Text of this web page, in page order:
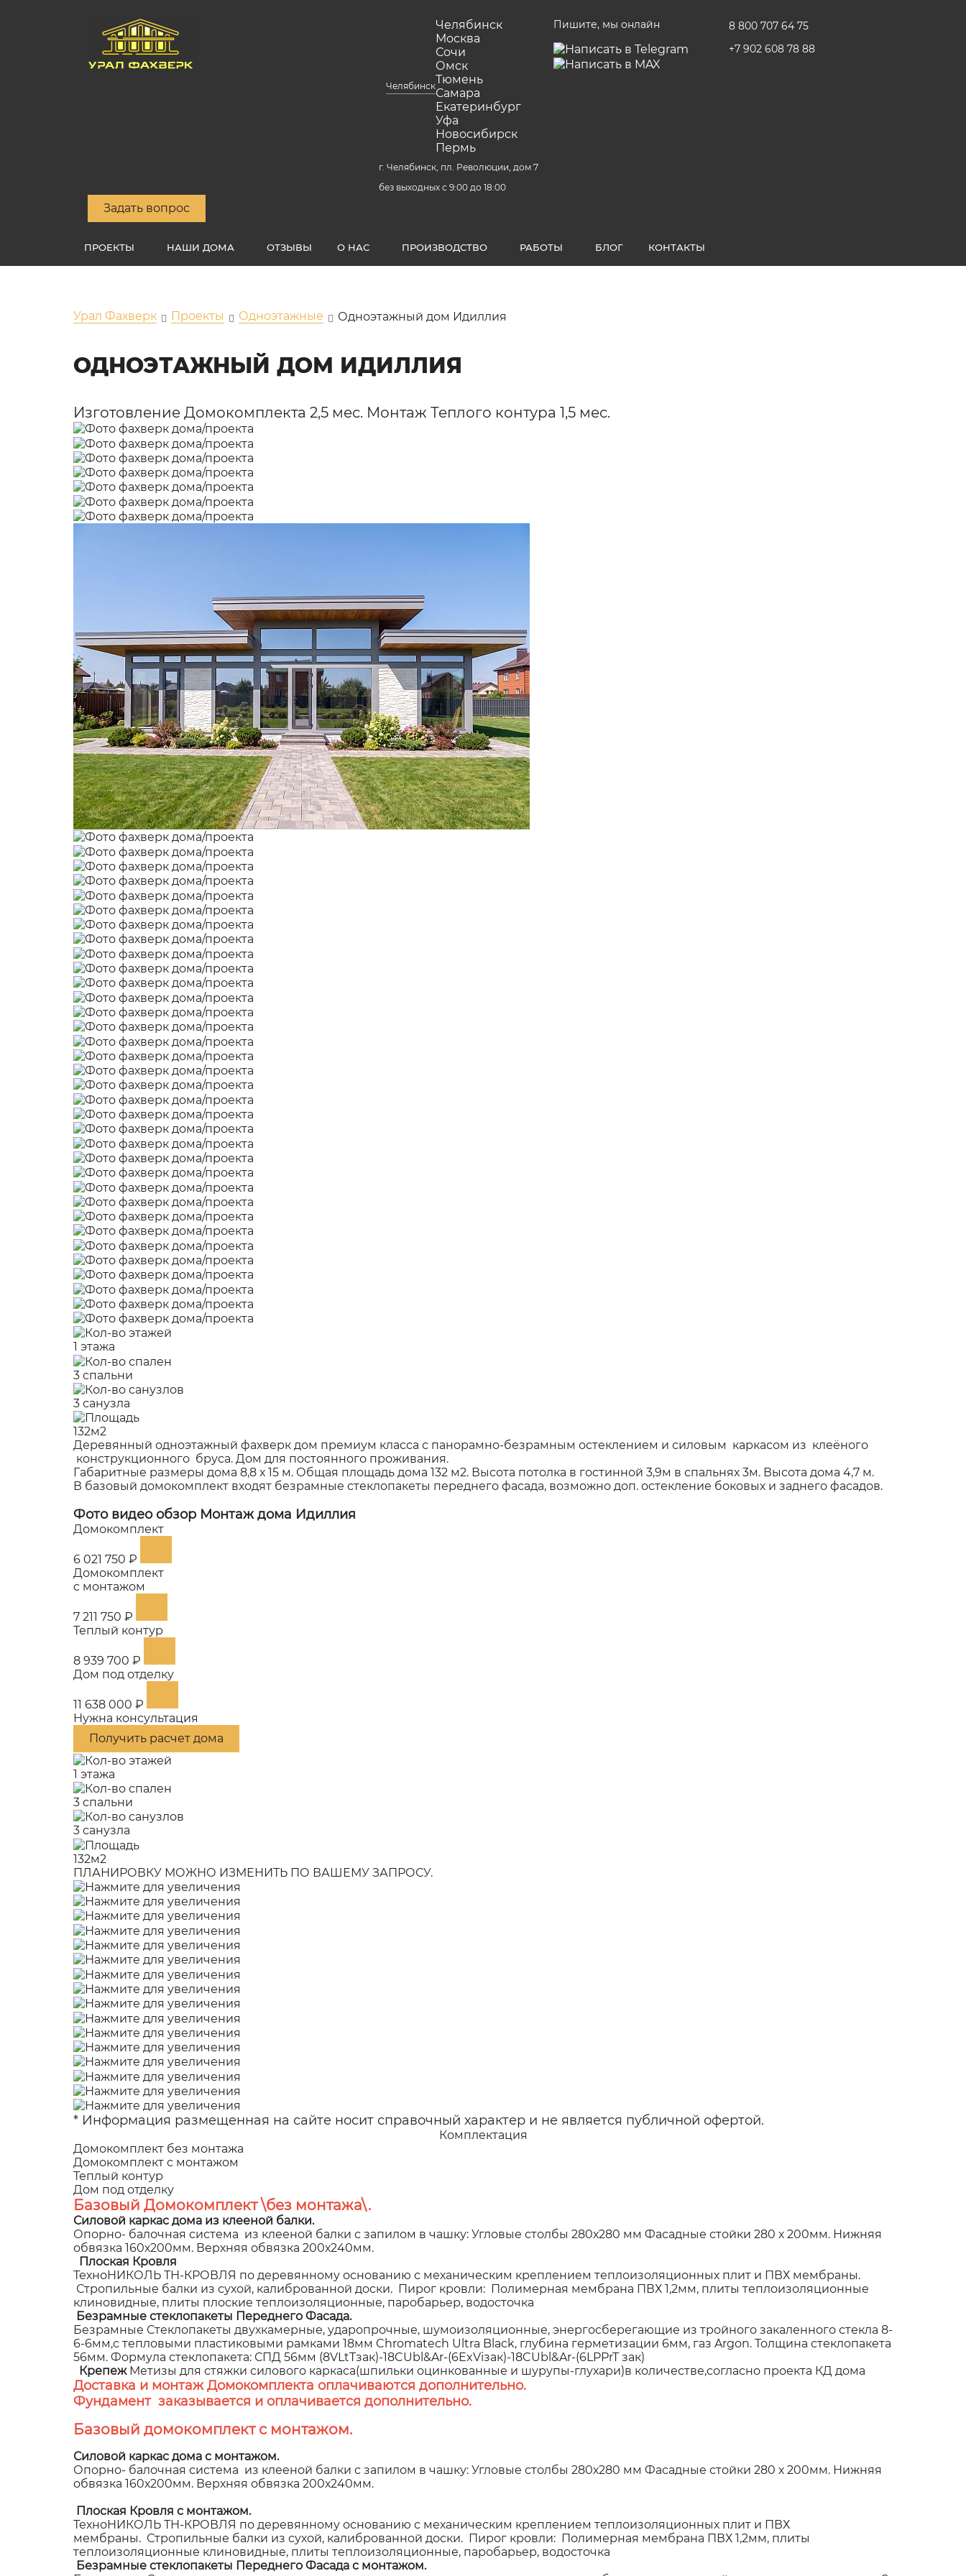
Челябинск
Челябинск
Москва
Сочи
Омск
Тюмень
Самара
Екатеринбург
Уфа
Новосибирск
Пермь
г. Челябинск, пл. Революции, дом 7
без выходных с 9:00 до 18:00
Пишите, мы онлайн
8 800 707 64 75
+7 902 608 78 88
Задать вопрос
ПРОЕКТЫ НАШИ ДОМА ОТЗЫВЫ О НАС ПРОИЗВОДСТВО РАБОТЫ БЛОГ КОНТАКТЫ
Урал Фахверк Проекты Одноэтажные Одноэтажный дом Идиллия
ОДНОЭТАЖНЫЙ ДОМ ИДИЛЛИЯ
Изготовление Домокомплекта 2,5 мес. Монтаж Теплого контура 1,5 мес.
1 этажа
3 спальни
3 санузла
132м2
Деревянный одноэтажный фахверк дом премиум класса с панорамно-безрамным остеклением и силовым каркасом из клеёного
конструкционного бруса. Дом для постоянного проживания.
Габаритные размеры дома 8,8 х 15 м. Общая площадь дома 132 м2. Высота потолка в гостинной 3,9м в спальнях 3м. Высота дома 4,7 м.
В базовый домокомплект входят безрамные стеклопакеты переднего фасада, возможно доп. остекление боковых и заднего фасадов.
Фото видео обзор Монтаж дома Идиллия
Домокомплект
6 021 750 ₽
Домокомплект
с монтажом
7 211 750 ₽
Теплый контур
8 939 700 ₽
Дом под отделку
11 638 000 ₽
Нужна консультация
Получить расчет дома
1 этажа
3 спальни
3 санузла
132м2
ПЛАНИРОВКУ МОЖНО ИЗМЕНИТЬ ПО ВАШЕМУ ЗАПРОСУ.
* Информация размещенная на сайте носит справочный характер и не является публичной офертой.
Комплектация
Домокомплект без монтажа
Домокомплект с монтажом
Теплый контур
Дом под отделку
Базовый Домокомплект \без монтажа\.
Силовой каркас дома из клееной балки.
Опорно- балочная система из клееной балки с запилом в чашку: Угловые столбы 280х280 мм Фасадные стойки 280 х 200мм. Нижняя
обвязка 160х200мм. Верхняя обвязка 200х240мм.
Плоская Кровля
ТехноНИКОЛЬ ТН-КРОВЛЯ по деревянному основанию с механическим креплением теплоизоляционных плит и ПВХ мембраны.
Стропильные балки из сухой, калиброванной доски. Пирог кровли: Полимерная мембрана ПВХ 1,2мм, плиты теплоизоляционные
клиновидные, плиты плоские теплоизоляционные, паробарьер, водосточка
Безрамные стеклопакеты Переднего Фасада.
Безрамные Стеклопакеты двухкамерные, ударопрочные, шумоизоляционные, энергосберегающие из тройного закаленного стекла 8-
6-6мм,с тепловыми пластиковыми рамками 18мм Chromatech Ultra Black, глубина герметизации 6мм, газ Argon. Толщина стеклопакета
56мм. Формула стеклопакета: СПД 56мм (8VLtTзак)-18CUbl&Ar-(6ExViзак)-18CUbl&Ar-(6LPPrT зак)
Крепеж Метизы для стяжки силового каркаса(шпильки оцинкованные и шурупы-глухари)в количестве,согласно проекта КД дома
Доставка и монтаж Домокомплекта оплачиваются дополнительно.
Фундамент заказывается и оплачивается дополнительно.
Базовый домокомплект с монтажом.
Силовой каркас дома с монтажом.
Опорно- балочная система из клееной балки с запилом в чашку: Угловые столбы 280х280 мм Фасадные стойки 280 х 200мм. Нижняя
обвязка 160х200мм. Верхняя обвязка 200х240мм.
Плоская Кровля с монтажом.
ТехноНИКОЛЬ ТН-КРОВЛЯ по деревянному основанию с механическим креплением теплоизоляционных плит и ПВХ
мембраны. Стропильные балки из сухой, калиброванной доски. Пирог кровли: Полимерная мембрана ПВХ 1,2мм, плиты
теплоизоляционные клиновидные, плиты теплоизоляционные, паробарьер, водосточка
Безрамные стеклопакеты Переднего Фасада с монтажом.